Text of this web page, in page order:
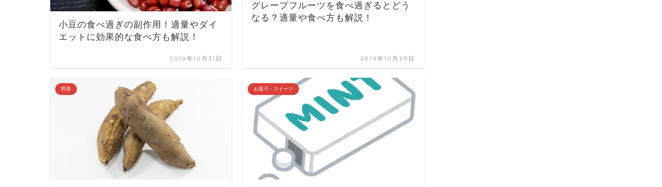
小豆の食べ過ぎの副作用！適量やダイ
エットに効果的な食べ方も解説！
2019年10月31日
グレープフルーツを食べ過ぎるとどう
なる？適量や食べ方も解説！
2019年10月29日
野菜 お菓子・スイーツ